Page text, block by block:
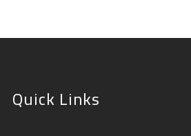
Quick Links